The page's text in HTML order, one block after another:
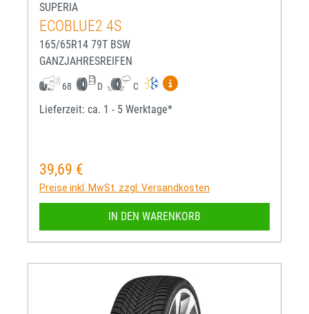
SUPERIA
ECOBLUE2 4S
165/65R14 79T BSW
GANZJAHRESREIFEN
68 D C
Mehr Informationen zum
Lieferzeit: ca. 1 - 5 Werktage*
Regulärer Preis:
39,69 €
Preise inkl. MwSt. zzgl. Versandkosten
IN DEN WARENKORB